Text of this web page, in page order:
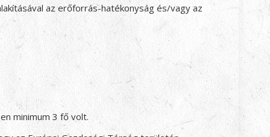
az erőforrás-hatékonyság és/vagy az
minimum 3 fő volt.